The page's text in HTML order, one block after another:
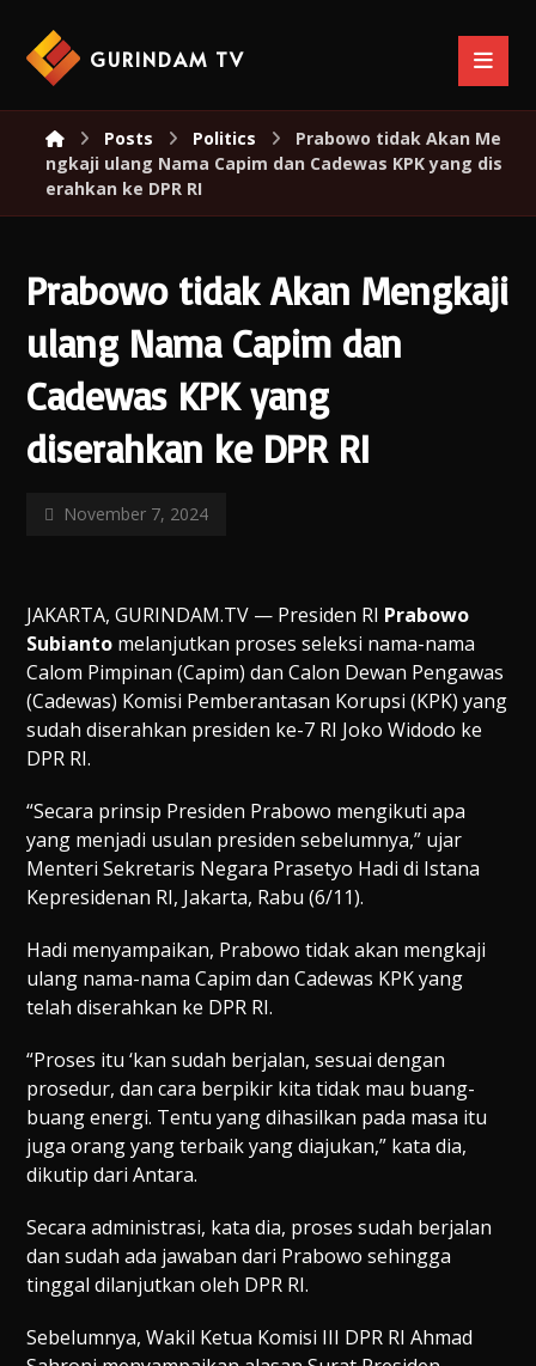
GURINDAM TV
Posts Politics
Prabowo tidak Akan Me
ngkaji ulang Nama Capim dan Cadewas KPK yang dis
erahkan ke DPR RI
Prabowo tidak Akan Mengkaji
ulang Nama Capim dan
Cadewas KPK yang
diserahkan ke DPR RI
November 7, 2024
JAKARTA, GURINDAM.TV — Presiden RI Prabowo
Subianto melanjutkan proses seleksi nama-nama
Calom Pimpinan (Capim) dan Calon Dewan Pengawas
(Cadewas) Komisi Pemberantasan Korupsi (KPK) yang
sudah diserahkan presiden ke-7 RI Joko Widodo ke
DPR RI.
“Secara prinsip Presiden Prabowo mengikuti apa
yang menjadi usulan presiden sebelumnya,” ujar
Menteri Sekretaris Negara Prasetyo Hadi di Istana
Kepresidenan RI, Jakarta, Rabu (6/11).
Hadi menyampaikan, Prabowo tidak akan mengkaji
ulang nama-nama Capim dan Cadewas KPK yang
telah diserahkan ke DPR RI.
“Proses itu ‘kan sudah berjalan, sesuai dengan
prosedur, dan cara berpikir kita tidak mau buang-
buang energi. Tentu yang dihasilkan pada masa itu
juga orang yang terbaik yang diajukan,” kata dia,
dikutip dari Antara.
Secara administrasi, kata dia, proses sudah berjalan
dan sudah ada jawaban dari Prabowo sehingga
tinggal dilanjutkan oleh DPR RI.
Sebelumnya, Wakil Ketua Komisi III DPR RI Ahmad